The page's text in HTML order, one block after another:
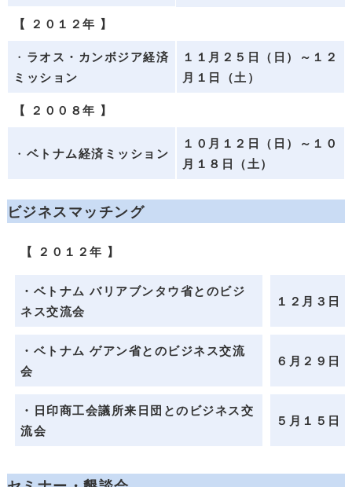
【 ２０１２年 】
・ ラオス・カンボジア経済
ミッション
１１月２５日（ 日 ）～１２
月１日（土）
【 ２００８年 】
・ ベトナム経済ミッション
１０月１２日（日）～１０
月１８日（土）
ビジネスマッチング
【 ２０１２年 】
・ベトナム バリアブンタウ省とのビジ
ネス交流会
１２月３日
・ベトナム ゲアン省とのビジネス交流
会
６月２９日
・日印商工会議所来日団とのビジネス交
流会
５月１５日